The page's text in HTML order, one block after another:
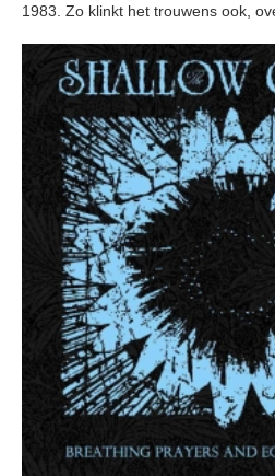
1983. Zo klinkt het trouwens ook,